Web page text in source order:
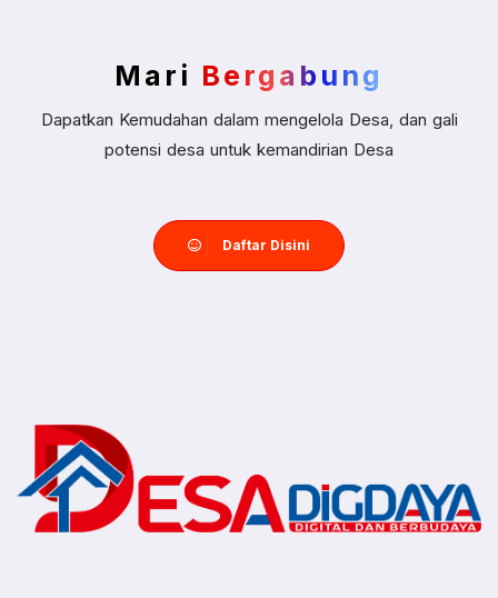
Mari Bergabung
Dapatkan Kemudahan dalam mengelola Desa, dan gali
potensi desa untuk kemandirian Desa
Daftar Disini